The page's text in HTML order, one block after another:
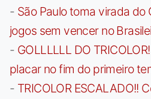
- São Paulo toma virada do
jogos sem vencer no
- GOLLLLLL DO
placar no fim do primeiro
- TRICOLOR ESCALADO!!